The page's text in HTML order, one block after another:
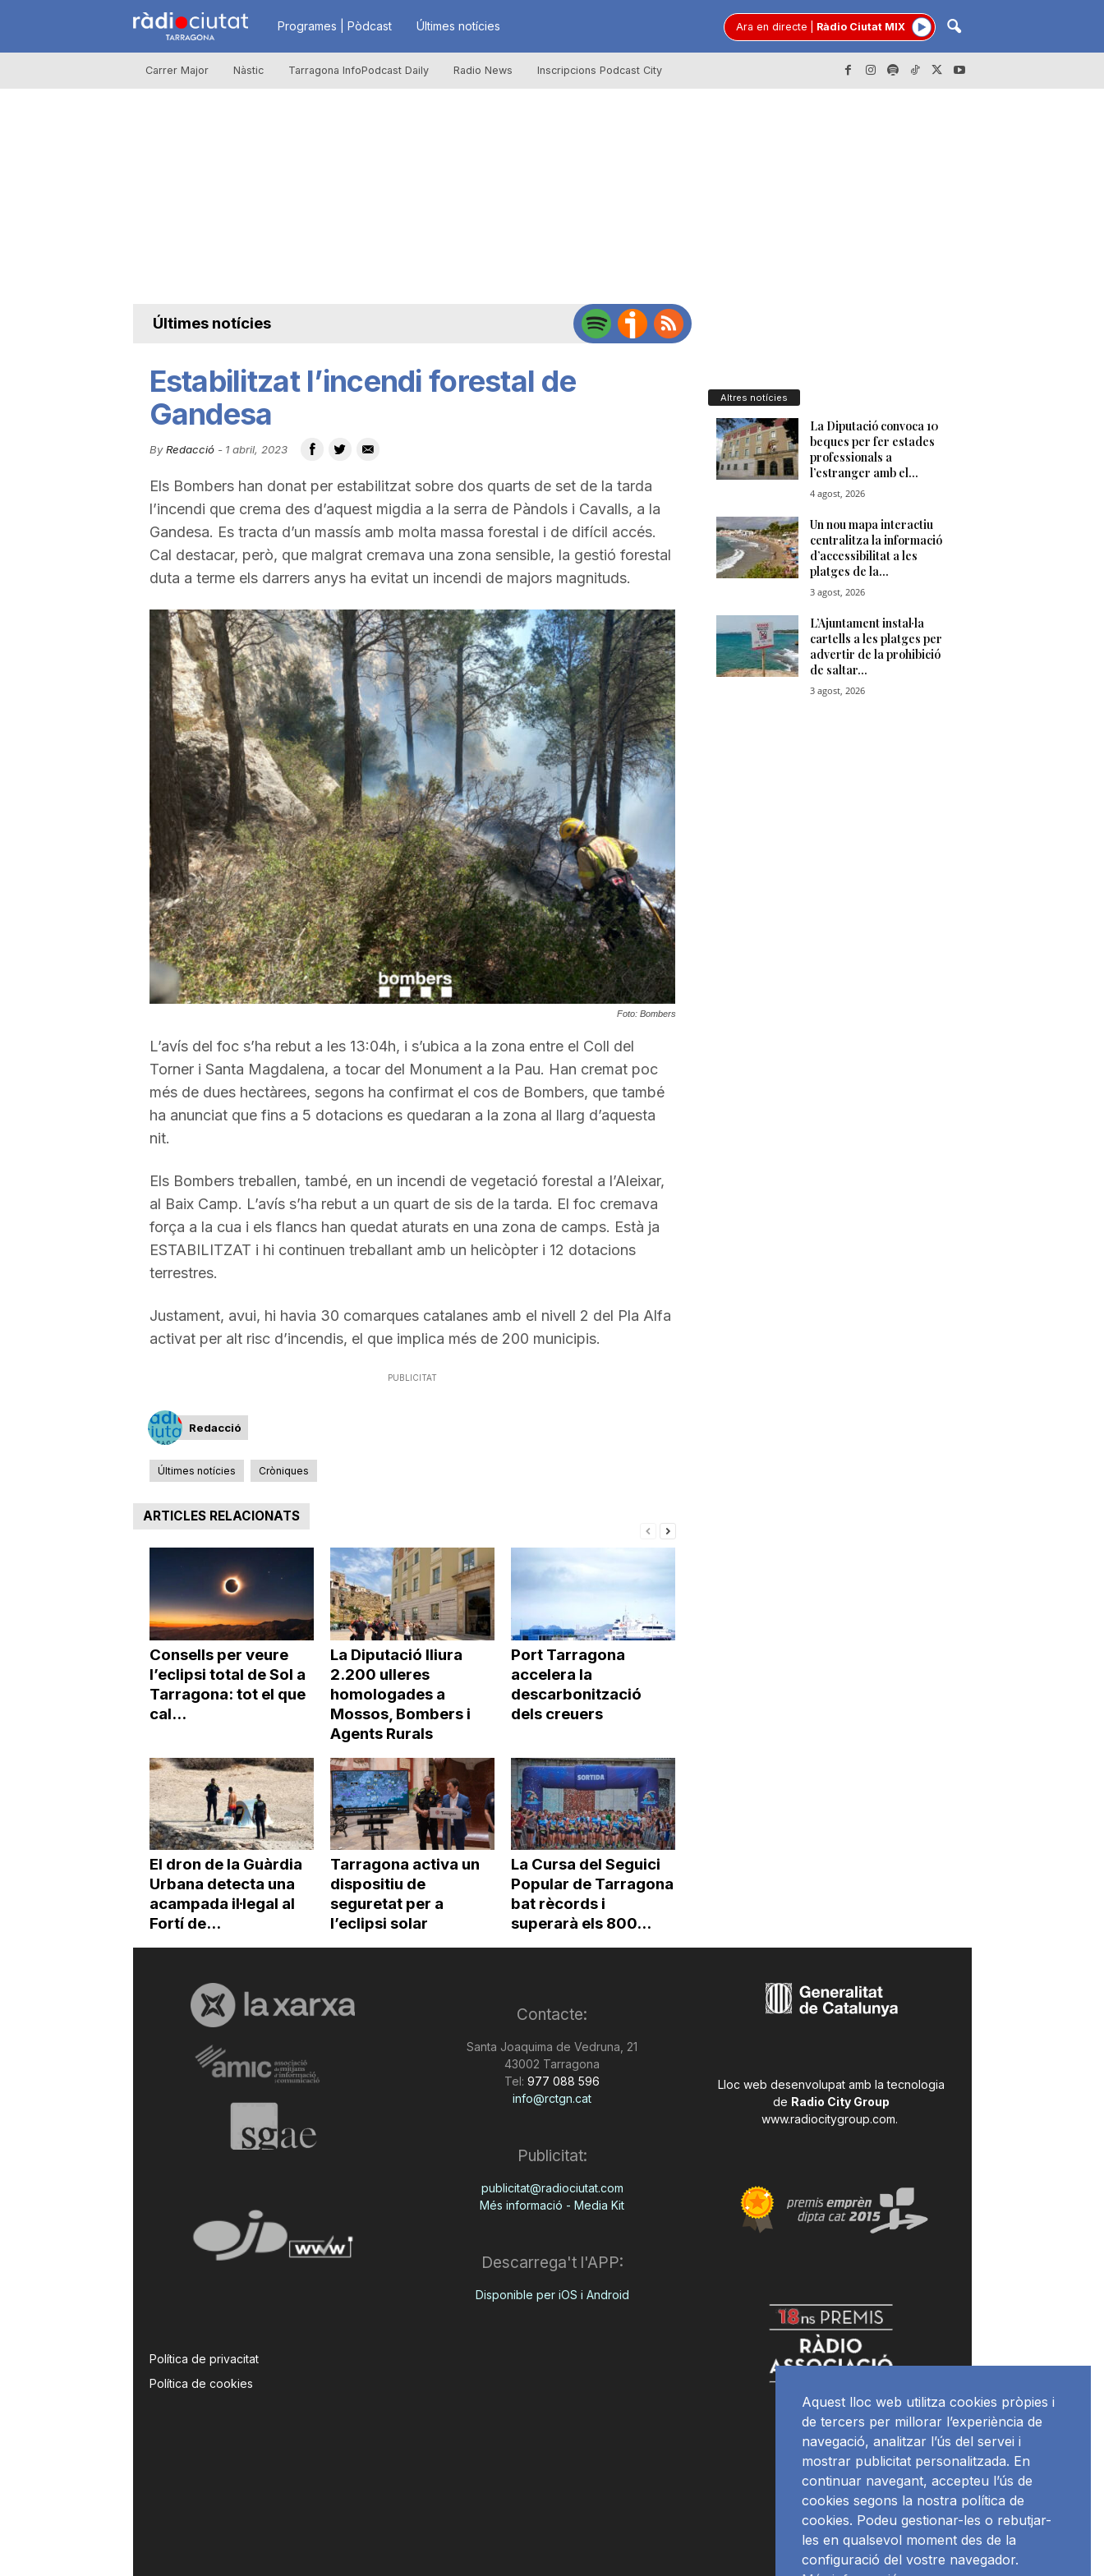
R
à
u
t
t
e
T
a
r
r
a
g
n
Programes | Pòdcast Últimes notícies Ara en directe Ràdio Ciutat MIX
Carrer Major Nàstic Tarragona InfoPodcast Daily Radio News Inscripcions Podcast City
Últimes notícies
Estabilitzat l’incendi forestal de
Gandesa
By Redacció- 1 abril, 2023
Els Bombers han donat per estabilitzat sobre dos quarts de set de la tarda
l’incendi que crema des d’aquest migdia a la serra de Pàndols i Cavalls, a la
Gandesa. Es tracta d’un massís amb molta massa forestal i de difícil accés.
Cal destacar, però, que malgrat cremava una zona sensible, la gestió forestal
duta a terme els darrers anys ha evitat un incendi de majors magnituds.
Foto: Bombers
L’avís del foc s’ha rebut a les 13:04h, i s’ubica a la zona entre el Coll del
Torner i Santa Magdalena, a tocar del Monument a la Pau. Han cremat poc
més de dues hectàrees, segons ha confirmat el cos de Bombers, que també
ha anunciat que fins a 5 dotacions es quedaran a la zona al llarg d’aquesta
nit.
Els Bombers treballen, també, en un incendi de vegetació forestal a l’Aleixar,
al Baix Camp. L’avís s’ha rebut a un quart de sis de la tarda. El foc cremava
força a la cua i els flancs han quedat aturats en una zona de camps. Està ja
ESTABILITZAT i hi continuen treballant amb un helicòpter i 12 dotacions
terrestres.
Justament, avui, hi havia 30 comarques catalanes amb el nivell 2 del Pla Alfa
activat per alt risc d’incendis, el que implica més de 200 municipis.
PUBLICITAT
Redacció
Últimes notícies Cròniques
ARTICLES RELACIONATS
Consells per veure
l’eclipsi total de Sol a
Tarragona: tot el que
cal...
La Diputació lliura
2.200 ulleres
homologades a
Mossos, Bombers i
Agents Rurals
Port Tarragona
accelera la
descarbonització
dels creuers
El dron de la Guàrdia
Urbana detecta una
acampada il·legal al
Fortí de...
Tarragona activa un
dispositiu de
seguretat per a
l’eclipsi solar
La Cursa del Seguici
Popular de Tarragona
bat rècords i
superarà els 800...
Altres notícies
Política de privacitat
Política de cookies
Contacte:
Santa Joaquima de Vedruna, 21
43002 Tarragona
Tel: 977 088 596
info@rctgn.cat
Publicitat:
publicitat@radiociutat.com
Més informació - Media Kit
Descarrega't l'APP:
Disponible per iOS i Android
Lloc web desenvolupat amb la tecnologia
de Radio City Group
www.radiocitygroup.com.
Aquest lloc web utilitza cookies pròpies i
de tercers per millorar l’experiència de
navegació, analitzar l’ús del servei i
mostrar publicitat personalitzada. En
continuar navegant, accepteu l’ús de
cookies segons la nostra política de
cookies. Podeu gestionar-les o rebutjar-
les en qualsevol moment des de la
configuració del vostre navegador.